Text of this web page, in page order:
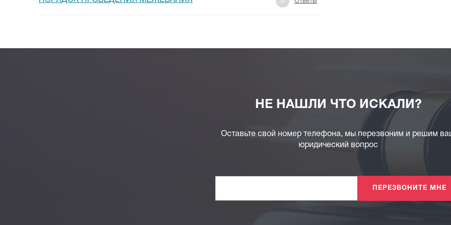
НЕ НАШЛИ ЧТО ИСКАЛИ?
Оставьте свой номер телефона, мы перезвоним и решим
юридический вопрос
ПЕРЕЗВОНИТЕ МНЕ